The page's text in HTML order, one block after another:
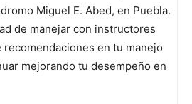
Miguel E. Abed, en Puebla.
de manejar con instructores
en tu manejo
mejorando tu desempeño en